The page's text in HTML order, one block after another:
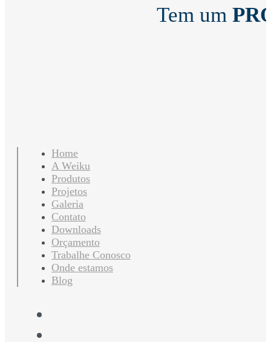
Tem um
Home
A Weiku
Produtos
Projetos
Galeria
Contato
Downloads
Orçamento
Trabalhe Conosco
Onde estamos
Blog